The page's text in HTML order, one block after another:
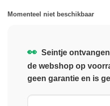
Momenteel niet beschikbaar
👀 Seintje
de webshop op
geen garantie en is